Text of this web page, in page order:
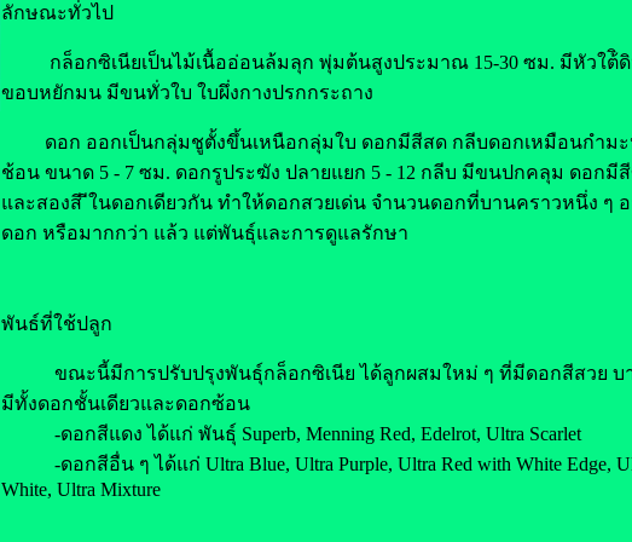
ลักษณะทั่วไป
กล็อกซิเนียเป็นไม้เนื้ออ่อนล้มลุก พุ่มต้นสูงประมาณ 15-30 ซม. มีหัวใต้ิดิ
ขอบหยักมน มีขนทั่วใบ ใบผึ่งกางปรกกระถาง
ดอก ออกเป็นกลุ่มชูตั้งขึ้นเหนือกลุ่มใบ ดอกมีสีสด กลีบดอกเหมือนกำมะ
ช้อน ขนาด 5 - 7 ซม. ดอกรูประฆัง ปลายแยก 5 - 12 กลีบ มีขนปกคลุม ดอกมี
และสองสี ีในดอกเดียวกัน ทำให้ดอกสวยเด่น จำนวนดอกที่บานคราวหนึ่ง ๆ
ดอก หรือมากกว่า แล้ว แต่พันธุ์และการดูแลรักษา
พันธ์ที่ใช้ปลูก
ขณะนี้มีการปรับปรุงพันธุ์กล็อกซิเนีย ได้ลูกผสมใหม่ ๆ ที่มีดอกสีสวย บ
มีทั้งดอกชั้นเดียวและดอกซ้อน
-ดอกสีแดง ได้แก่ พันธุ์ Superb, Menning Red, Edelrot, Ultra Scarlet
-ดอกสีอื่น ๆ ได้แก่ Ultra Blue, Ultra Purple, Ultra Red with White Edge,
White, Ultra Mixture